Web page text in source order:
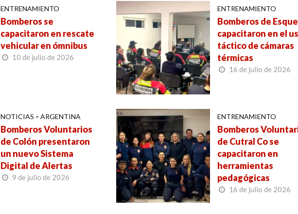
ENTRENAMIENTO
Bomberos se
capacitaron en rescate
vehicular en ómnibus
10 de julio de 2026
ENTRENAMIENTO
Bomberos de
capacitaron en el
táctico de cámaras
térmicas
16 de julio de 2026
NOTICIAS • ARGENTINA
Bomberos Voluntarios
de Colón presentaron
un nuevo Sistema
Digital de Alertas
9 de julio de 2026
ENTRENAMIENTO
Bomberos
de Cutral Co se
capacitaron en
herramientas
pedagógicas
16 de julio de 2026